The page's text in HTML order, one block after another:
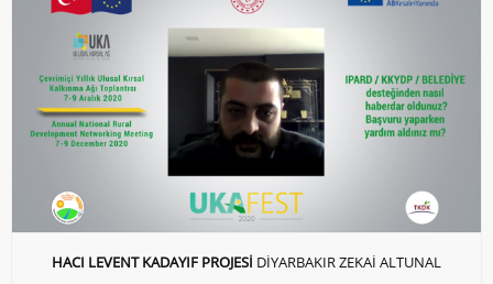
HACI LEVENT KADAYIF PROJESİ DİYARBAKIR ZEKAİ ALTUNAL